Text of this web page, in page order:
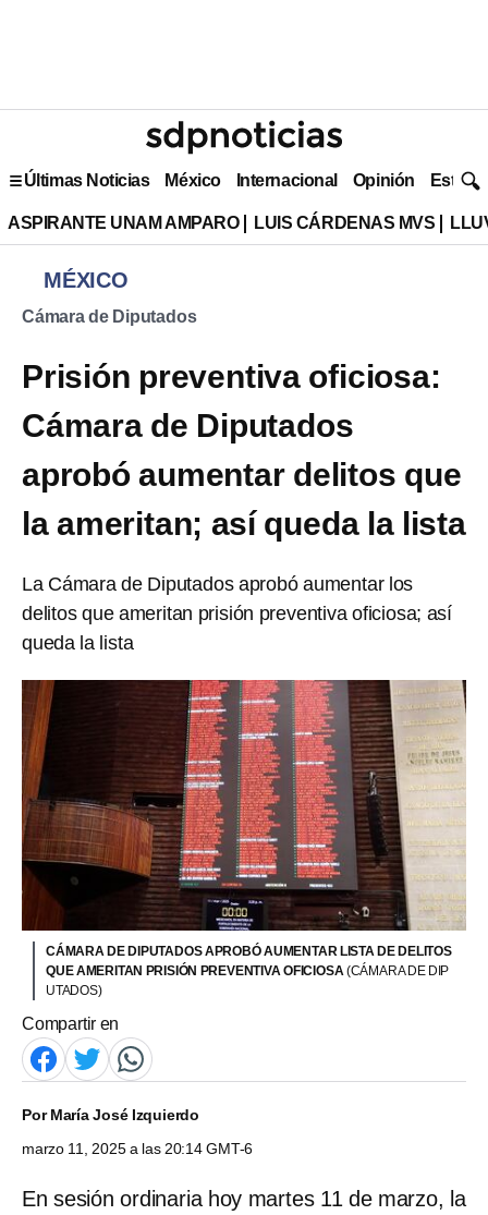
Últimas Noticias México Internacional Opinión Estilo
ASPIRANTE UNAM AMPARO LUIS CÁRDENAS MVS
MÉXICO
Cámara de Diputados
Prisión preventiva oficiosa:
Cámara de Diputados
aprobó aumentar delitos que
la ameritan; así queda la lista
La Cámara de Diputados aprobó aumentar los
delitos que ameritan prisión preventiva oficiosa; así
queda la lista
CÁMARA DE DIPUTADOS APROBÓ AUMENTAR LISTA DE DELITOS
QUE AMERITAN PRISIÓN PREVENTIVA OFICIOSA(CÁMARA DE DIP
UTADOS)
Compartir en
PorMaría José Izquierdo
marzo 11, 2025 a las 20:14 GMT-6
En sesión ordinaria hoy martes 11 de marzo, la